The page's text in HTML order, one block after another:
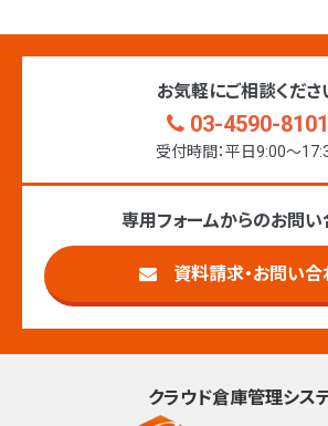
お気軽にご相談くださ
03-4590-8101
受付時間：平日9:00〜
専用フォームからのお問い
資料請求・お問い合
クラウド倉庫管理シス